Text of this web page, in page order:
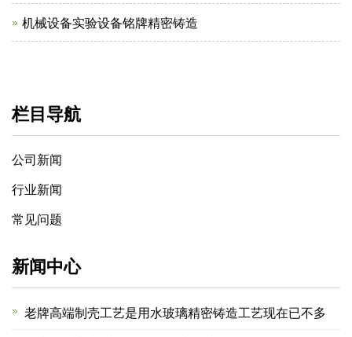
机械设备实验设备铭牌精密铸造
栏目导航
公司新闻
行业新闻
常见问题
新闻中心
老牌高端制壳工艺是用水玻璃精密铸造工艺现在已不多